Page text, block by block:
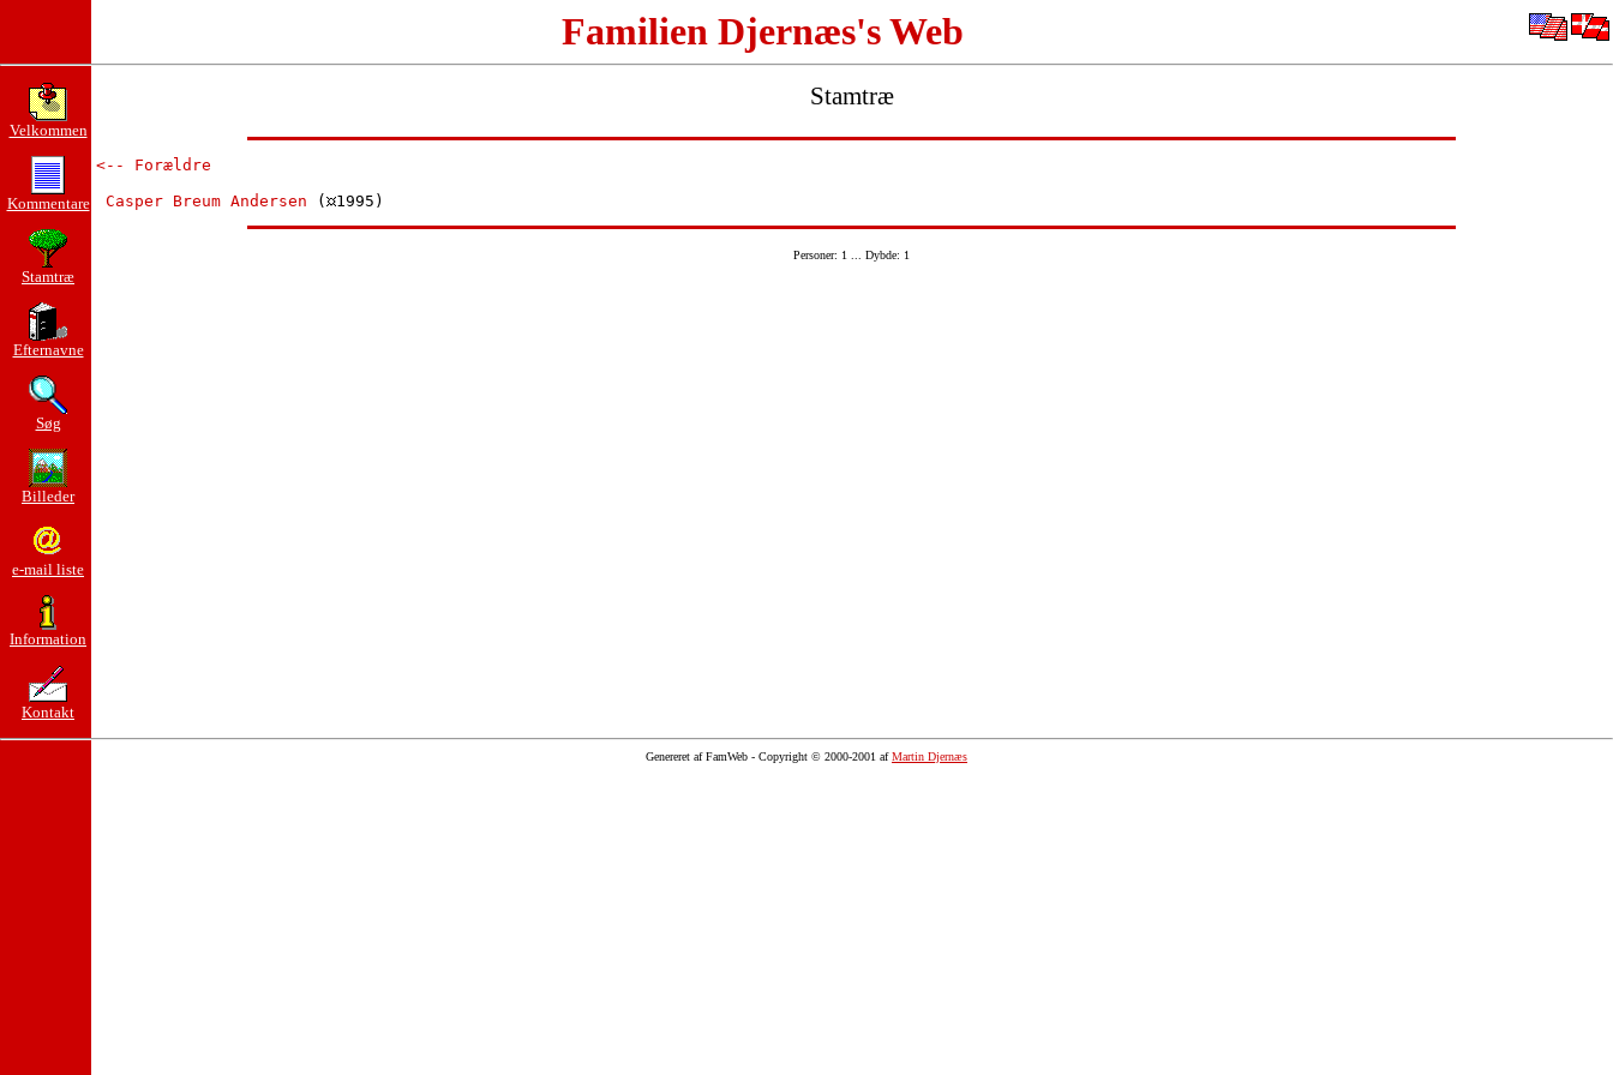
Familien Djernæs's Web
Velkommen
Kommentare
Stamtræ
Efternavne
Søg
Billeder
e-mail liste
Information
Kontakt
Stamtræ
<-- Forældre
Casper Breum Andersen (
Personer: 1 ... Dybde: 1
Genereret af FamWeb - Copyright © 2000-2001 afMartin Djernæs